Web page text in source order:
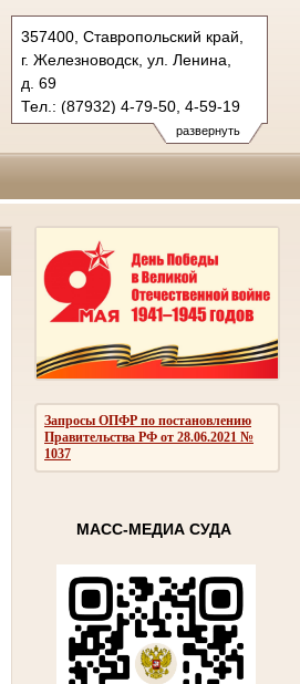
развернуть
357400, Ставропольский край,
г. Железноводск, ул. Ленина,
д. 69
Тел.: (87932) 4-79-50, 4-59-19
zheleznovodsky.stv@sudrf.ru
Запросы ОПФР по постановлению
Правительства РФ от 28.06.2021 №
1037
МАСС-МЕДИА СУДА